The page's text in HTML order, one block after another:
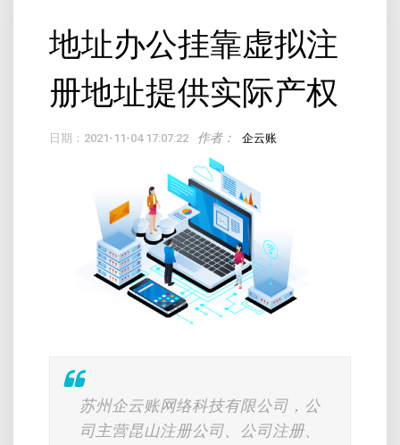
地址办公挂靠虚拟注
册地址提供实际产权
日期：2021-11-04 17:07:22 作者： 企云账
苏州企云账网络科技有限公司，公
司主营昆山注册公司、公司注册、